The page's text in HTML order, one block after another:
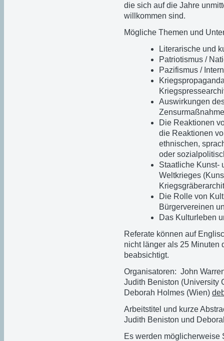
die sich auf die Jahre
willkommen sind.
Mögliche Themen und
Literarische und
Patriotismus /
Pazifismus /
Auswirkungen
Die Reaktionen
die Reaktionen
ethnischen,
oder
Staatliche Kunst-
Weltkrieges
Die Rolle von
Bürgervereinen
Das Kulturleben
Referate können auf
nicht länger als 25 Minuten
beabsichtigt.
Organisatoren: John
Judith Beniston (University
Deborah Holmes (Wien)
Arbeitstitel und kurze
Judith Beniston und
Es werden möglicherweise